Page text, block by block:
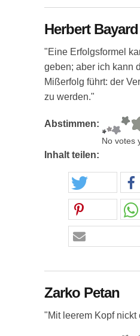
Herbert
"Eine Erfolgsformel
geben; aber ich kann
Mißerfolg führt: der
zu werden."
Abstimmen:
No votes
Inhalt teilen:
Zarko Petan
"Mit leerem Kopf nickt